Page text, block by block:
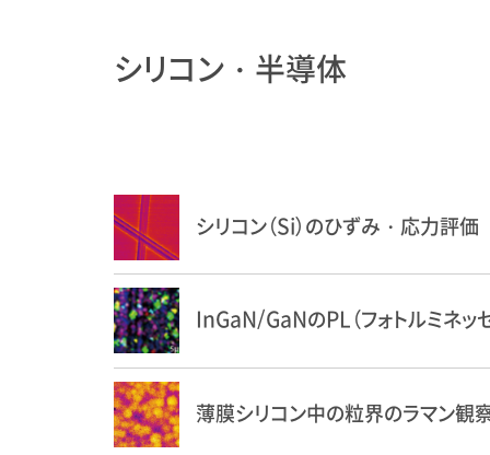
シリコン・半導体
シリコン（Si）のひずみ・応力評価
InGaN/GaNのPL（フォトルミネッ
薄膜シリコン中の粒界のラマン観